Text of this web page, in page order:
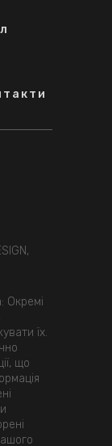
Окремі
їх.
що